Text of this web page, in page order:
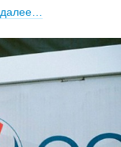
далее…